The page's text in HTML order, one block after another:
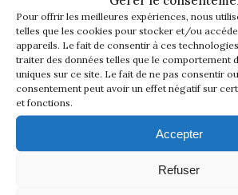
Pour offrir les meilleures expériences, nous
telles que les cookies pour stocker et/ou
appareils. Le fait de consentir à ces
traiter des données telles que le comportement
uniques sur ce site. Le fait de ne pas consentir
consentement peut avoir un effet négatif sur
et fonctions.
Accepter
Refuser